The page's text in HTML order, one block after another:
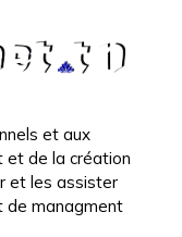
et aux
et de la création
et les assister
de managment